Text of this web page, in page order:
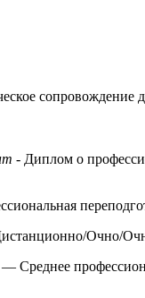
сопровождение
- Диплом о
Очно/
— Среднее